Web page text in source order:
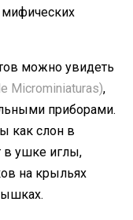
мифических
можно увидеть
Microminiaturas),
приборами.
как слон в
в ушке иглы,
на крыльях